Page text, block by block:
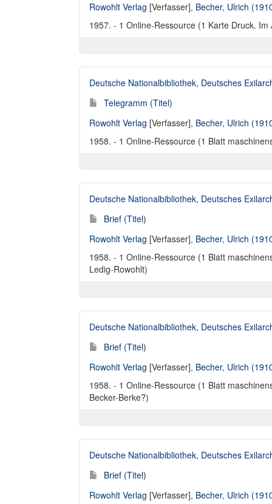
Rowohlt Verlag [Verfasser], Becher, Ulrich
1957. - 1 Online-Ressource (1 Karte Druck.
Deutsche Nationalbibliothek, Deutsches
Telegramm (Titel)
Rowohlt Verlag [Verfasser], Becher, Ulrich
1958. - 1 Online-Ressource (1 Blatt
Deutsche Nationalbibliothek, Deutsches
Brief (Titel)
Rowohlt Verlag [Verfasser], Becher, Ulrich
1958. - 1 Online-Ressource (1 Blatt
Ledig-Rowohlt)
Deutsche Nationalbibliothek, Deutsches
Brief (Titel)
Rowohlt Verlag [Verfasser], Becher, Ulrich
1958. - 1 Online-Ressource (1 Blatt
Becker-Berke?)
Deutsche Nationalbibliothek, Deutsches
Brief (Titel)
Rowohlt Verlag [Verfasser], Becher, Ulrich